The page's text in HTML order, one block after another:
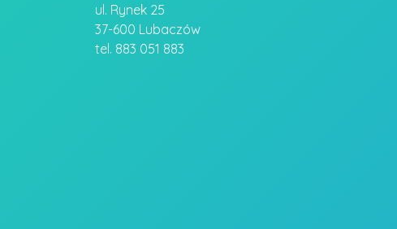
ul. Rynek 25
37-600 Lubaczów
tel. 883 051 883